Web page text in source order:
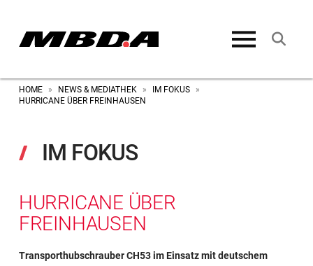
HOME » NEWS & MEDIATHEK » IM FOKUS
»
HURRICANE ÜBER FREINHAUSEN
IM FOKUS
HURRICANE ÜBER
FREINHAUSEN
Transporthubschrauber CH53 im Einsatz mit deutschem